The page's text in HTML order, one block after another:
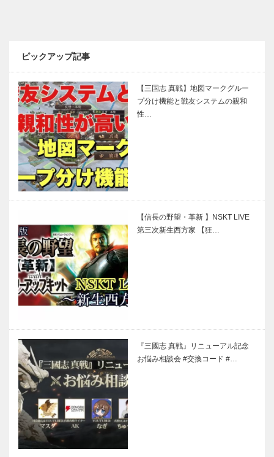
ピックアップ記事
【三国志 真戦】地図マークグルー
プ分け機能と戦友システムの親和
性…
【信長の野望・革新 】NSKT LIVE
第三次新生西方家 【狂…
『三國志 真戦』リニューアル記念
お悩み相談会 #交換コード #…